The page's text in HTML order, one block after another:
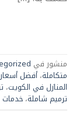
منشور في
متكاملة،أفضل
المنازل في الكويت،
ترميم شاملة، خدمات